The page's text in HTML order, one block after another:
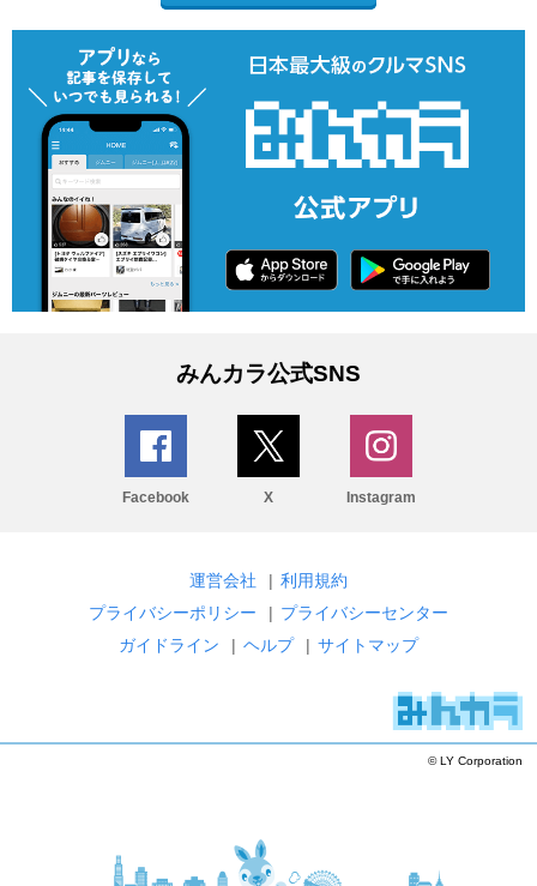
みんカラ公式SNS
Facebook X Instagram
運営会社 | 利用規約
プライバシーポリシー
| プライバシーセンター
ガイドライン
| ヘルプ | サイトマップ
© LY Corporation